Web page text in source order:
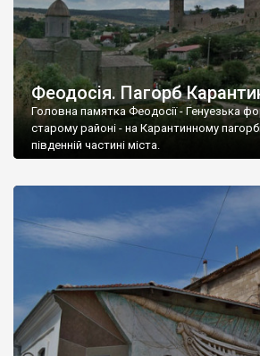
Феодосія. Пагорб
Головна памятка Феодосії - Генуезька
старому районі - на Карантинному
південній частині міста.